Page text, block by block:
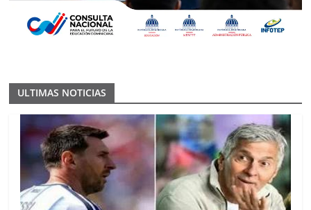
ULTIMAS NOTICIAS